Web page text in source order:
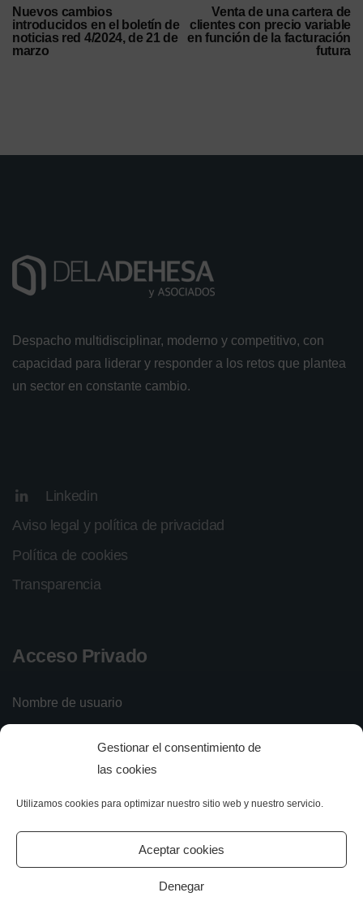
Gestionar el consentimiento de
las cookies
Utilizamos cookies para optimizar nuestro sitio web y nuestro servicio.
Aceptar cookies
Denegar
Nuevos cambios
introducidos en el boletín de
noticias red 4/2024, de 21 de
marzo
Venta de una cartera de
clientes con precio variable
en función de la facturación
futura
Despacho multidisciplinar, moderno y competitivo, con
capacidad para liderar y responder a los retos que plantea
un sector en constante cambio.
Linkedin
Aviso legal y política de privacidad
Política de cookies
Transparencia
Acceso Privado
Nombre de usuario
Olvidé mi contraseña